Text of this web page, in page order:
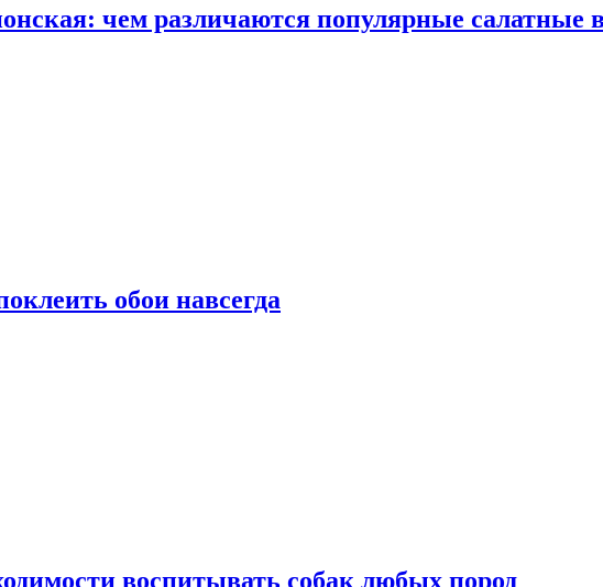
чем различаются популярные салатные
обои навсегда
воспитывать собак любых пород